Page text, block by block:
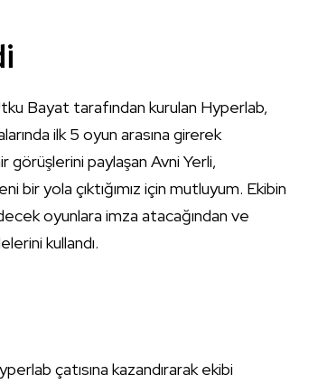
Bayat tarafından kurulan Hyperlab,
ilk 5 oyun arasına girerek
görüşlerini paylaşan Avni Yerli,
bir yola çıktığımız için mutluyum. Ekibin
oyunlara imza atacağından ve
kullandı.
çatısına kazandırarak ekibi